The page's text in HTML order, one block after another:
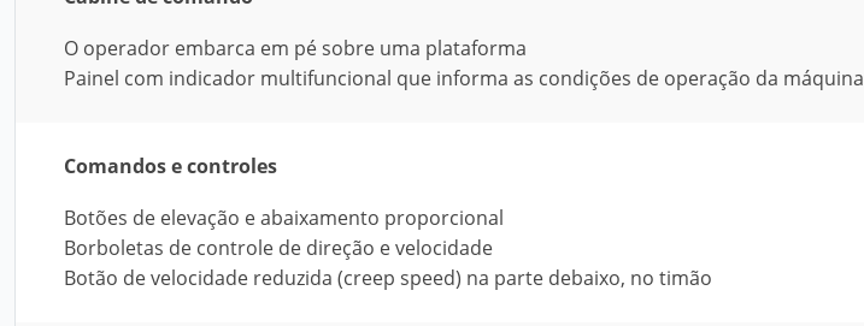
O operador embarca em pé sobre uma plataforma
Painel com indicador multifuncional que informa as condições de operação da máquina
Comandos e controles
Botões de elevação e abaixamento proporcional
Borboletas de controle de direção e velocidade
Botão de velocidade reduzida (creep speed) na parte debaixo, no timão